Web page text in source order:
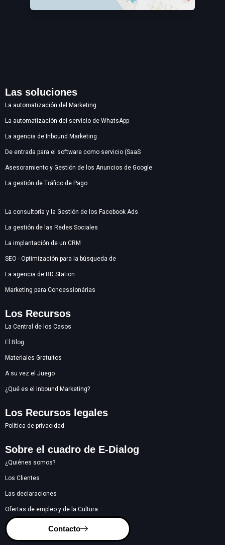
Las soluciones
La automatización del Marketing
La automatización del servicio de WhatsApp
La agencia de Inbound Marketing
De entrada para el software como servicio (SaaS
Asesoramiento y Gestión de los Anuncios de Google
La gestión de Tráfico de Pago
La consultoría y la Gestión de los Facebook Ads
La gestión de las Redes Sociales
La implantación de un CRM
SEO - Optimización para la búsqueda de
La agencia de RD Station
Marketing para Concessionárias
Los Recursos
La Central de los Casos
El Blog
Materiales Gratuitos
A su vez el Juego
¿Qué es el Inbound Marketing?
Los Recursos legales
Política de privacidad
Sobre el cuadro de E-Dialog
¿Quiénes somos?
Los Clientes
Las declaraciones
Ofertas de empleo y de la Cultura
Contacto